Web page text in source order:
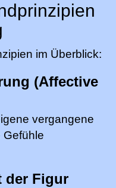
im Überblick:
(Affective
vergangene
Gefühle
der Figur